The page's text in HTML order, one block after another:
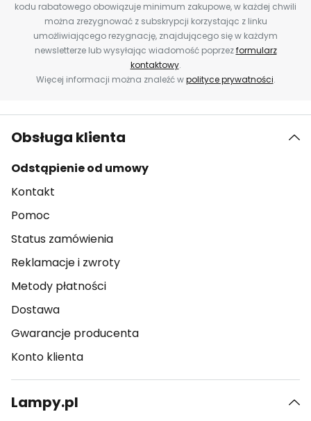
kodu rabatowego obowiązuje minimum zakupowe, w każdej chwili
można zrezygnować z subskrypcji korzystając z linku
umożliwiającego rezygnację, znajdującego się w każdym
newsletterze lub wysyłając wiadomość poprzezformularz
kontaktowy.
Więcej informacji można znaleźć wpolityce prywatności.
Obsługa klienta
Odstąpienie od umowy
Kontakt
Pomoc
Status zamówienia
Reklamacje i zwroty
Metody płatności
Dostawa
Gwarancje producenta
Konto klienta
Lampy.pl